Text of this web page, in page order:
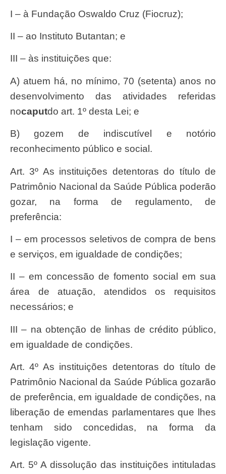
I – à Fundação Oswaldo Cruz (Fiocruz);
II – ao Instituto Butantan; e
III – às instituições que:
a) atuem há, no mínimo, 70 (setenta) anos no
desenvolvimento das atividades referidas
nocaputdo art. 1º desta Lei; e
b) gozem de indiscutível e notório
reconhecimento público e social.
Art. 3º As instituições detentoras do título de
Patrimônio Nacional da Saúde Pública poderão
gozar, na forma de regulamento, de
preferência:
I – em processos seletivos de compra de bens
e serviços, em igualdade de condições;
II – em concessão de fomento social em sua
área de atuação, atendidos os requisitos
necessários; e
III – na obtenção de linhas de crédito público,
em igualdade de condições.
Art. 4º As instituições detentoras do título de
Patrimônio Nacional da Saúde Pública gozarão
de preferência, em igualdade de condições, na
liberação de emendas parlamentares que lhes
tenham sido concedidas, na forma da
legislação vigente.
Art. 5º A dissolução das instituições intituladas